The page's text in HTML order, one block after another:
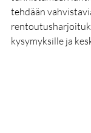
tehdään
kysymyksille ja